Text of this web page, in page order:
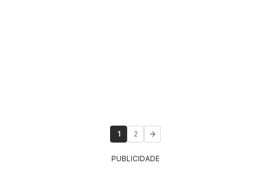
1 2
PUBLICIDADE